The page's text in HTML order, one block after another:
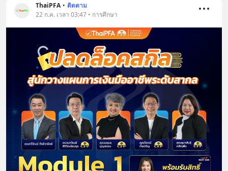
ThaiPFA • ติดตาม
22 ก.ค. เวลา 03:47 • การศึกษา